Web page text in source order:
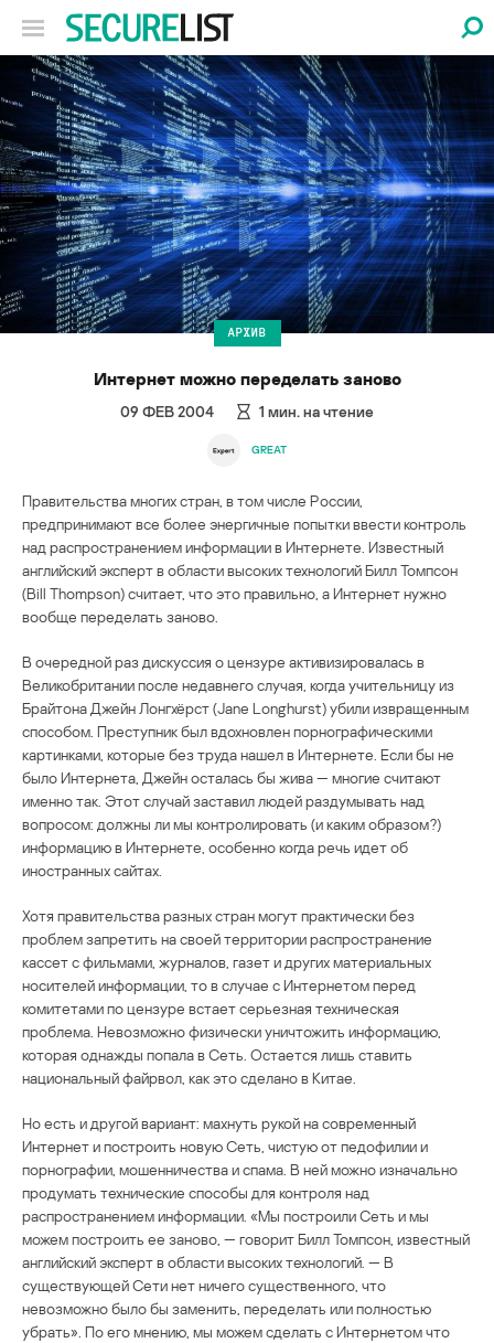
АРХИВ
Интернет можно переделать заново
09 ФЕВ 2004 1 мин. на чтение
GREAT
Правительства многих стран, в том числе России,
предпринимают все более энергичные попытки ввести контроль
над распространением информации в Интернете. Известный
английский эксперт в области высоких технологий Билл Томпсон
(Bill Thompson) считает, что это правильно, а Интернет нужно
вообще переделать заново.
В очередной раз дискуссия о цензуре активизировалась в
Великобритании после недавнего случая, когда учительницу из
Брайтона Джейн Лонгхёрст (Jane Longhurst) убили извращенным
способом. Преступник был вдохновлен порнографическими
картинками, которые без труда нашел в Интернете. Если бы не
было Интернета, Джейн осталась бы жива — многие считают
именно так. Этот случай заставил людей раздумывать над
вопросом: должны ли мы контролировать (и каким образом?)
информацию в Интернете, особенно когда речь идет об
иностранных сайтах.
Хотя правительства разных стран могут практически без
проблем запретить на своей территории распространение
кассет с фильмами, журналов, газет и других материальных
носителей информации, то в случае с Интернетом перед
комитетами по цензуре встает серьезная техническая
проблема. Невозможно физически уничтожить информацию,
которая однажды попала в Сеть. Остается лишь ставить
национальный файрвол, как это сделано в Китае.
Но есть и другой вариант: махнуть рукой на современный
Интернет и построить новую Сеть, чистую от педофилии и
порнографии, мошенничества и спама. В ней можно изначально
продумать технические способы для контроля над
распространением информации. «Мы построили Сеть и мы
можем построить ее заново, — говорит Билл Томпсон, известный
английский эксперт в области высоких технологий. — В
существующей Сети нет ничего существенного, что
невозможно было бы заменить, переделать или полностью
убрать». По его мнению, мы можем сделать с Интернетом что